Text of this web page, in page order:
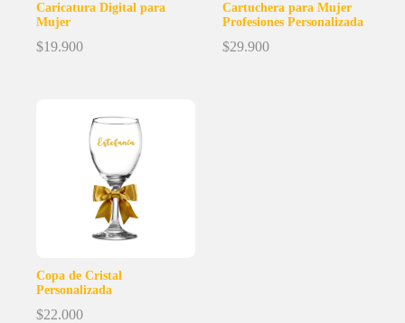
Caricatura Digital para
Mujer
$19.900
Cartuchera para Mujer
Profesiones Personalizada
$29.900
Copa de Cristal
Personalizada
$22.000